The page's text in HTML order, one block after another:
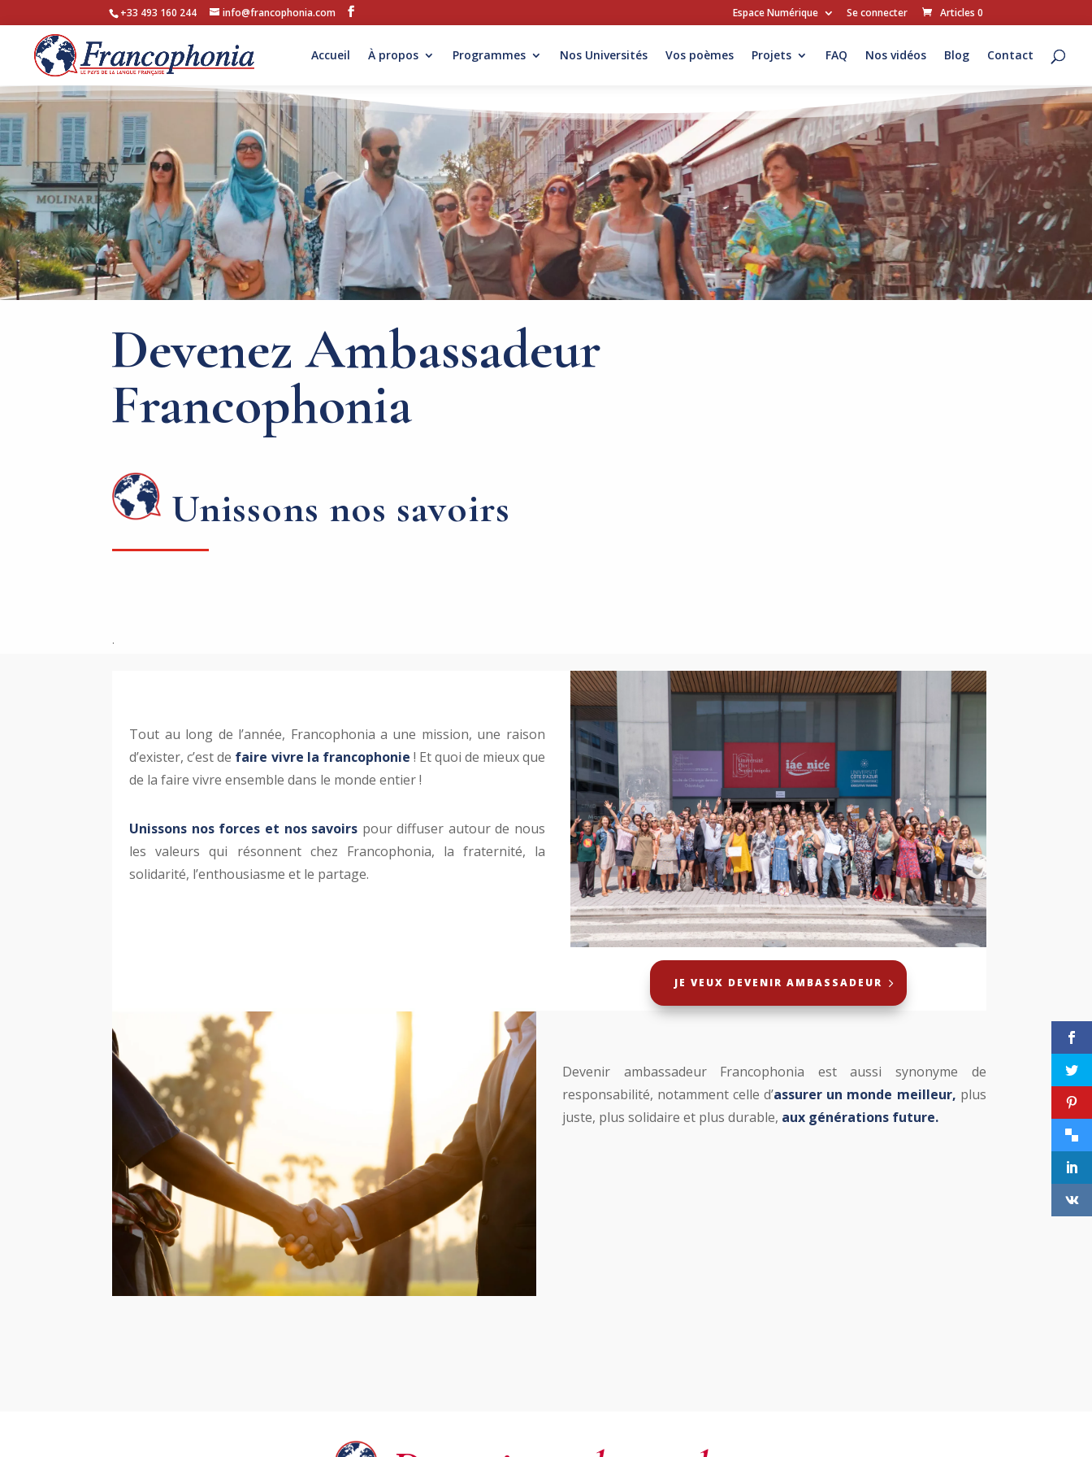
+33 493 160 244 info@francophonia.com Espace Numérique Se connecter Articles 0
Accueil À propos Programmes Nos Universités Vos poèmes Projets FAQ Nos vidéos Blog Contact
Devenez Ambassadeur
Francophonia
Unissons nos savoirs
.
Tout au long de l’année, Francophonia a une mission, une raison
d’exister, c’est de faire vivre la francophonie ! Et quoi de mieux que
de la faire vivre ensemble dans le monde entier !
Unissons nos forces et nos savoirs pour diffuser autour de nous
les valeurs qui résonnent chez Francophonia, la fraternité, la
solidarité, l’enthousiasme et le partage.
JE VEUX DEVENIR AMBASSADEUR
Devenir ambassadeur Francophonia est aussi synonyme de
responsabilité, notamment celle d’assurer un monde meilleur, plus
juste, plus solidaire et plus durable, aux générations future.